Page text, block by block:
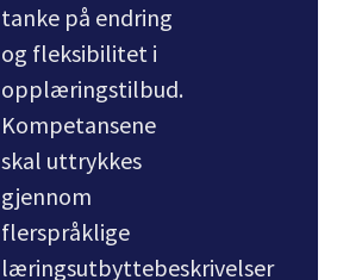
tanke på endring
og fleksibilitet i
opplæringstilbud.
Kompetansene
skal uttrykkes
gjennom
flerspråklige
læringsutbyttebeskrivelser